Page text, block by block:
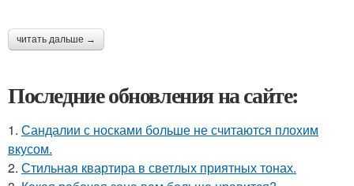
читать дальше →
Последние обновления на сайте:
1. Сандалии с носками больше не считаются плохим
вкусом.
2. Стильная квартира в светлых приятных тонах.